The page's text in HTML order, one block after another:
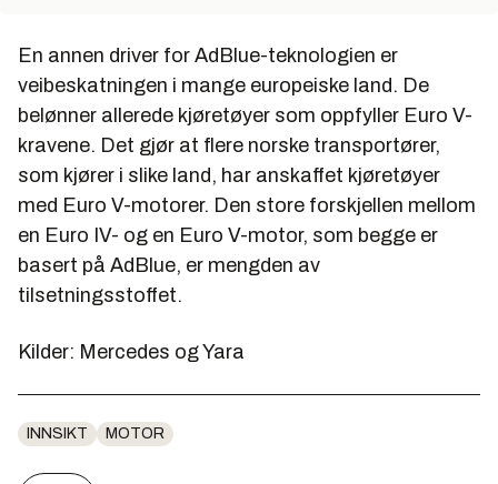
En annen driver for AdBlue-teknologien er
veibeskatningen i mange europeiske land. De
belønner allerede kjøretøyer som oppfyller Euro V-
kravene. Det gjør at flere norske transportører,
som kjører i slike land, har anskaffet kjøretøyer
med Euro V-motorer. Den store forskjellen mellom
en Euro IV- og en Euro V-motor, som begge er
basert på AdBlue, er mengden av
tilsetningsstoffet.
Kilder: Mercedes og Yara
INNSIKT MOTOR